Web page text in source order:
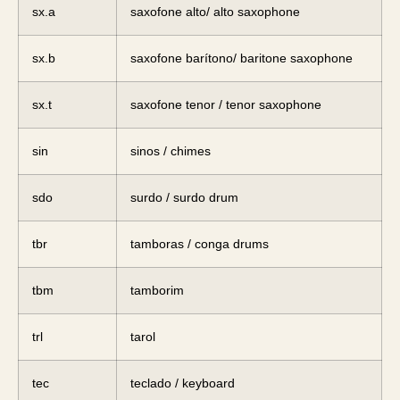
sx.a saxofone alto/ alto saxophone
sx.b saxofone barítono/ baritone saxophone
sx.t saxofone tenor / tenor saxophone
sin sinos / chimes
sdo surdo / surdo drum
tbr tamboras / conga drums
tbm tamborim
trl tarol
tec teclado / keyboard